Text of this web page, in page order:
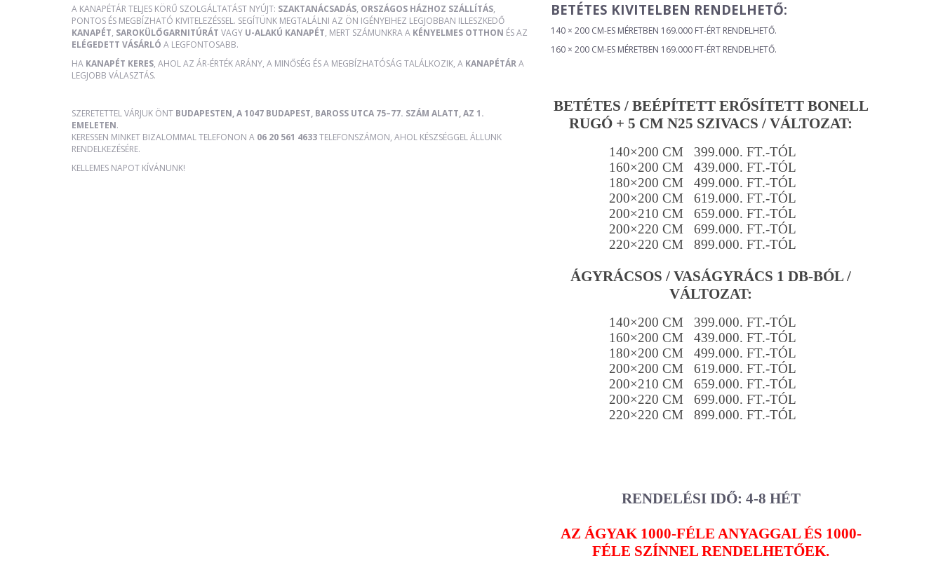
A KANAPÉTÁR TELJES KÖRŰ SZOLGÁLTATÁST NYÚJT: SZAKTANÁCSADÁS, ORSZÁGOS HÁZHOZ SZÁLLÍTÁS,
PONTOS ÉS MEGBÍZHATÓ KIVITELEZÉSSEL. SEGÍTÜNK MEGTALÁLNI AZ ÖN IGÉNYEIHEZ LEGJOBBAN ILLESZKEDŐ
KANAPÉT, SAROKÜLŐGARNITÚRÁT VAGY U-ALAKÚ KANAPÉT, MERT SZÁMUNKRA A KÉNYELMES OTTHON ÉS AZ
ELÉGEDETT VÁSÁRLÓ A LEGFONTOSABB.
HA KANAPÉT KERES, AHOL AZ ÁR-ÉRTÉK ARÁNY, A MINŐSÉG ÉS A MEGBÍZHATÓSÁG TALÁLKOZIK, A KANAPÉTÁRA
LEGJOBB VÁLASZTÁS.
SZERETETTEL VÁRJUK ÖNT BUDAPESTEN, A 1047 BUDAPEST, BAROSS UTCA 75–77. SZÁM ALATT, AZ 1.
EMELETEN.
KERESSEN MINKET BIZALOMMAL TELEFONON A 06 20 561 4633TELEFONSZÁMON, AHOL KÉSZSÉGGEL ÁLLUNK
RENDELKEZÉSÉRE.
KELLEMES NAPOT KÍVÁNUNK!
BETÉTES KIVITELBEN RENDELHETŐ:
140 × 200 CM-ES MÉRETBEN 169.000 FT-ÉRT RENDELHETŐ.
160 × 200 CM-ES MÉRETBEN 169.000 FT-ÉRT RENDELHETŐ.
BETÉTES / BEÉPÍTETT ERŐSÍTETT BONELL
RUGÓ + 5 CM N25 SZIVACS / VÁLTOZAT:
140×200 CM 399.000. FT.-TÓL
160×200 CM 439.000. FT.-TÓL
180×200 CM 499.000. FT.-TÓL
200×200 CM 619.000. FT.-TÓL
200×210 CM 659.000. FT.-TÓL
200×220 CM 699.000. FT.-TÓL
220×220 CM 899.000. FT.-TÓL
ÁGYRÁCSOS / VASÁGYRÁCS 1 DB-BÓL /
VÁLTOZAT:
140×200 CM 399.000. FT.-TÓL
160×200 CM 439.000. FT.-TÓL
180×200 CM 499.000. FT.-TÓL
200×200 CM 619.000. FT.-TÓL
200×210 CM 659.000. FT.-TÓL
200×220 CM 699.000. FT.-TÓL
220×220 CM 899.000. FT.-TÓL
RENDELÉSI IDŐ: 4-8 HÉT
AZ ÁGYAK 1000-FÉLE ANYAGGAL ÉS 1000-
FÉLE SZÍNNEL RENDELHETŐEK.